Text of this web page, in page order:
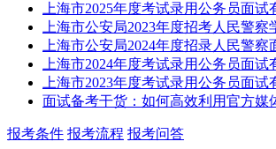
上海市2025年度考试录用公务员面试
上海市公安局2023年度招考人民警察
上海市公安局2024年度招录人民警察
上海市2024年度考试录用公务员面试
上海市2023年度考试录用公务员面试
面试备考干货：如何高效利用官方媒
报考条件 报考流程 报考问答